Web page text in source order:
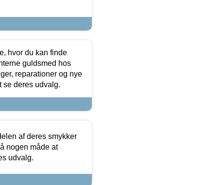
hvor du kan finde
guldsmed hos
reparationer og nye
se deres udvalg.
af deres smykker
nogen måde at
udvalg.